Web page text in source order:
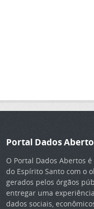
Portal Dados
O Portal Dados Abertos
do Espírito Santo com o
gerados pelos órgãos
entregar uma
dados sociais,